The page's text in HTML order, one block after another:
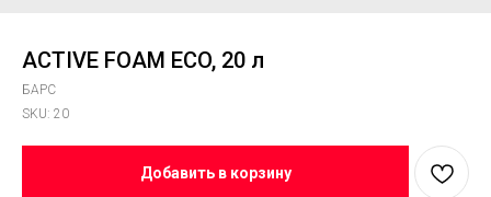
ACTIVE FOAM ECO, 20 л
БАРС
SKU: 20
Добавить в корзину